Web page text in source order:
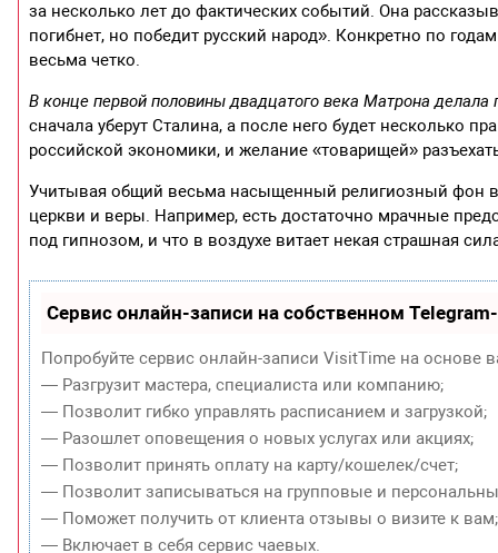
за несколько лет до фактических событий. Она
погибнет, но победит русский народ». Конкретно по
весьма четко.
В конце первой половины двадцатого века Матрона
сначала уберут Сталина, а после него будет несколько
российской экономики, и желание «товарищей»
Учитывая общий весьма насыщенный религиозный фон
церкви и веры. Например, есть достаточно мрачные
под гипнозом, и что в воздухе витает некая страшная
Сервис онлайн-записи на собственном
Попробуйте сервис онлайн-записи VisitTime на основе
— Разгрузит мастера, специалиста или компанию;
— Позволит гибко управлять расписанием и загрузкой;
— Разошлет оповещения о новых услугах или акциях;
— Позволит принять оплату на карту/кошелек/счет;
— Позволит записываться на групповые и
— Поможет получить от клиента отзывы о визите к вам;
— Включает в себя сервис чаевых.